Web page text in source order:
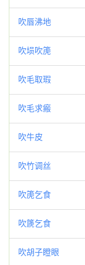
吹唇沸地
吹埙吹箎
吹毛取瑕
吹毛求瘢
吹牛皮
吹竹调丝
吹箎乞食
吹篪乞食
吹胡子瞪眼